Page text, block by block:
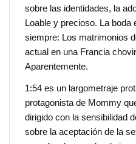
sobre las identidades, la
Loable y precioso. La boda
siempre: Los matrimonios
actual en una Francia
Aparentemente.
1:54 es un largometraje
protagonista de Mommy
dirigido con la sensibilidad
sobre la aceptación de la